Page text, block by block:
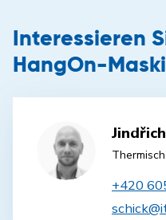
Interessieren
HangOn-
+420